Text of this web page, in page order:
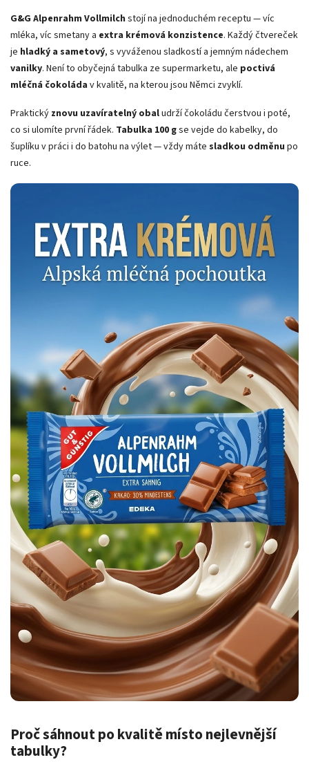
G&G Alpenrahm Vollmilch stojí na jednoduchém receptu — víc
mléka, víc smetany a extra krémová konzistence. Každý čtvereček
je hladký a sametový, s vyváženou sladkostí a jemným nádechem
vanilky. Není to obyčejná tabulka ze supermarketu, ale poctivá
mléčná čokoláda v kvalitě, na kterou jsou Němci zvyklí.
Praktický znovu uzavíratelný obaludrží čokoládu čerstvou i poté,
co si ulomíte první řádek. Tabulka 100 gse vejde do kabelky, do
šuplíku v práci i do batohu na výlet — vždy máte sladkou odměnu po
ruce.
Proč sáhnout po kvalitě místo nejlevnější
tabulky?